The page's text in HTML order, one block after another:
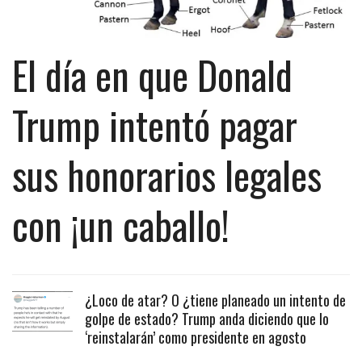
El día en que Donald
Trump intentó pagar
sus honorarios legales
con ¡un caballo!
¿Loco de atar? O ¿tiene planeado un intento de
golpe de estado? Trump anda diciendo que lo
‘reinstalarán’ como presidente en agosto